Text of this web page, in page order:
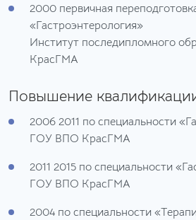
2000 первичная
«Гастроэнтерология»
Институт последипломного
КрасГМА
Повышение
2006 2011 по специальности
ГОУ ВПО КрасГМА
2011 2015 по специальности
ГОУ ВПО КрасГМА
2004 по специальности